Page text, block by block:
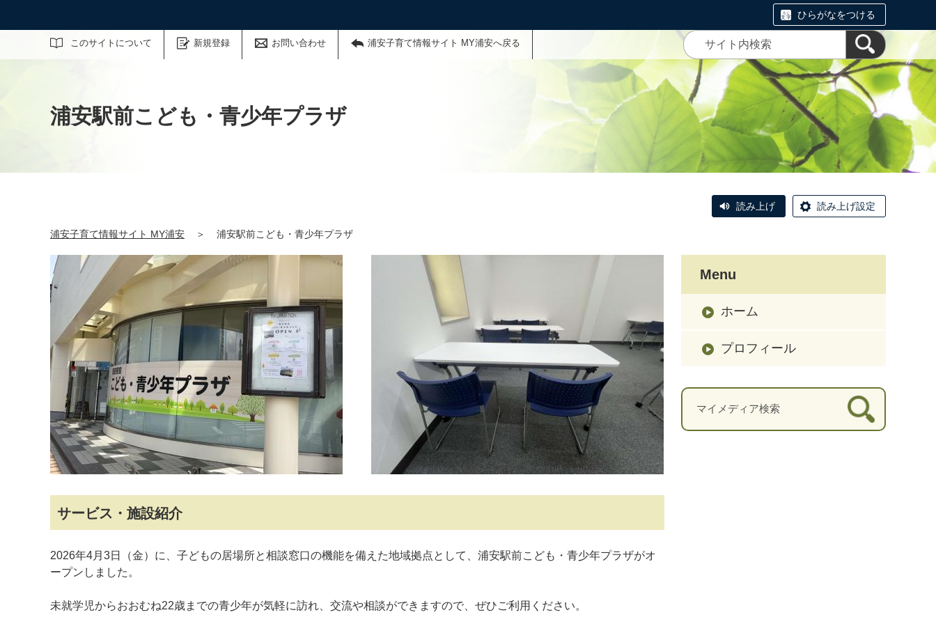
ひらがなをつける
このサイトについて 新規登録 お問い合わせ 浦安子育て情報サイト MY浦安へ戻る
サイト内検索
浦安駅前こども・青少年プラザ
読み上げ 読み上げ設定
浦安子育て情報サイト MY浦安 ＞ 浦安駅前こども・青少年プラザ
サービス・施設紹介
2026年4月3日（金）に、子どもの居場所と相談窓口の機能を備えた地域拠点として、浦安駅前こども・青少年プラザがオ
ープンしました。
未就学児からおおむね22歳までの青少年が気軽に訪れ、交流や相談ができますので、ぜひご利用ください。
Menu
ホーム
プロフィール
マイメディア検索